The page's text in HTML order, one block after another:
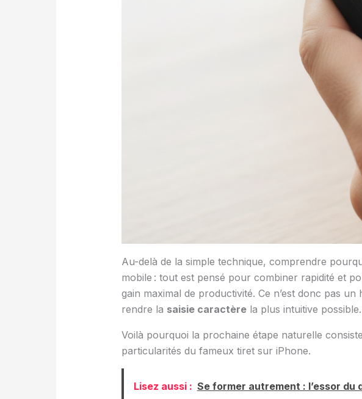
Au-delà de la simple technique, comprendre
mobile : tout est pensé pour combiner rapidité et
gain maximal de productivité. Ce n’est donc pas
rendre la saisie caractèrela plus intuitive
Voilà pourquoi la prochaine étape naturelle
particularités du fameux tiret sur iPhone.
Lisez aussi : Se former autrement : l’essor